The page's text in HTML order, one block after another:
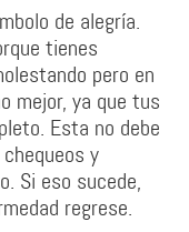
de alegría.
tienes
pero en
mejor, ya que tus
Esta no debe
y
Si eso sucede,
regrese.